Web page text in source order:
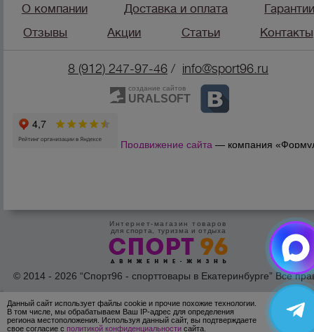
О компании Доставка и оплата
Отзывы
Акции Статьи Контакты
8 (912) 247-97-46 / info@sport96.ru
создание сайтов
URALSOFT
Продвижение сайта — компания
Интернет-магазин товаров
для спорта, туризма и отдыха
© 2014 - 2026 “Спорт96 - спорттовары в Екатеринбурге” Все
Согласие на обработку персональных
Данный сайт использует файлы cookie и прочие похожие технологии.
В том числе, мы обрабатываем Ваш IP-адрес для определения
региона местоположения. Используя данный сайт, вы подтверждаете
свое согласие с политикой конфиденциальности сайта.
ОК